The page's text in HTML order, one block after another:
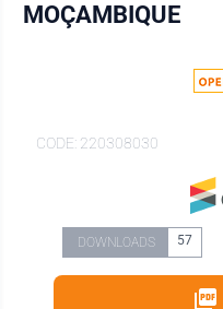
MOÇAMBIQUE
CODE: 220308030
DOWNLOADS 57